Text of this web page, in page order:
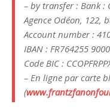
– by transfer : Bank :
Agence Odéon, 122,
Account number :
IBAN : FR764255
Code BIC :
– En ligne par carte
(